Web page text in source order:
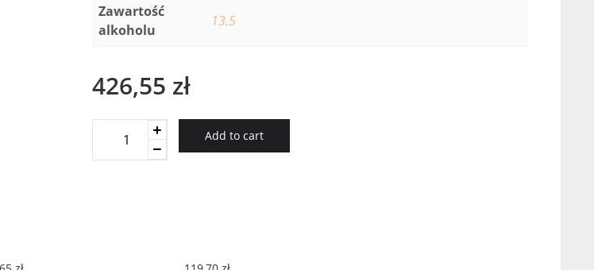
Zawartość
alkoholu
13.5
426,55 zł
Brunello
Add to cart